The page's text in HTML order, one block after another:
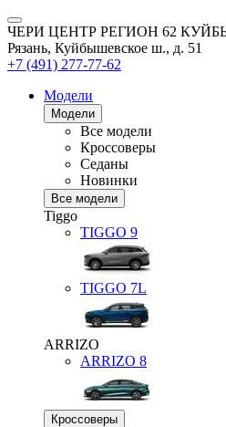
ЧЕРИ ЦЕНТР РЕГИОН 62
Рязань, Куйбышевское ш., д. 51
+7 (491) 277-77-62
Модели
Модели
Все модели
Кроссоверы
Седаны
Новинки
Все модели
Tiggo
TIGGO 9
TIGGO 7L
ARRIZO
ARRIZO 8
Кроссоверы